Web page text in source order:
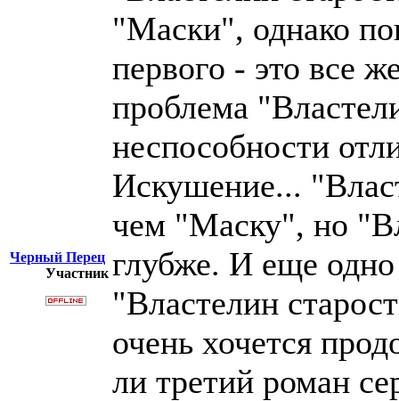
Черный Перец
Участник
"Маски", однако
первого - это все
проблема
неспособности
Искушение...
чем "Маску", но
глубже. И еще одно
"Властелин
очень хочется
ли третий роман